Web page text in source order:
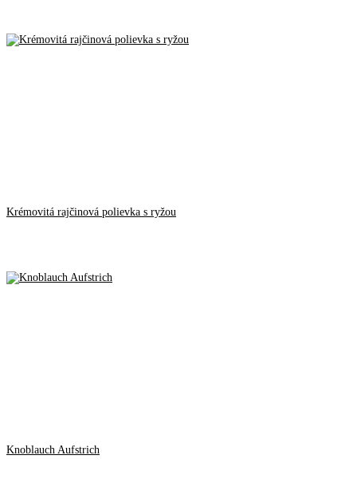
Krémovitá rajčinová polievka s ryžou
Knoblauch Aufstrich